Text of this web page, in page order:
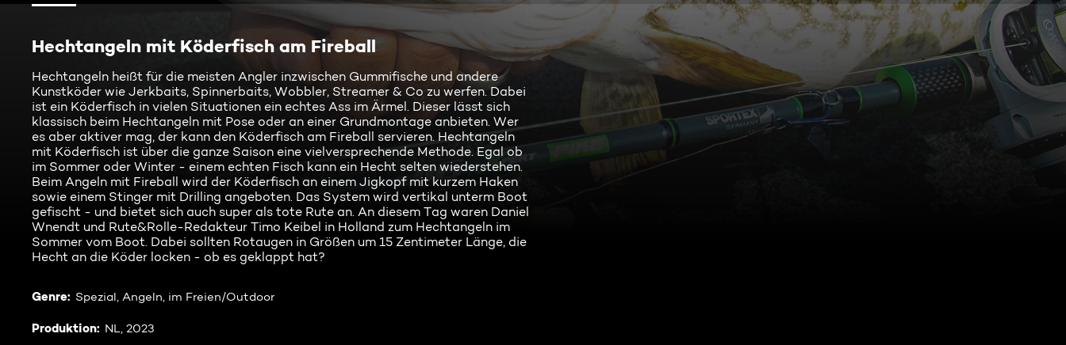
Hechtangeln mit Köderfisch am Fireball
Hechtangeln heißt für die meisten Angler inzwischen Gummifische und andere
Kunstköder wie Jerkbaits, Spinnerbaits, Wobbler, Streamer & Co zu werfen. Dabei
ist ein Köderfisch in vielen Situationen ein echtes Ass im Ärmel. Dieser lässt sich
klassisch beim Hechtangeln mit Pose oder an einer Grundmontage anbieten. Wer
es aber aktiver mag, der kann den Köderfisch am Fireball servieren. Hechtangeln
mit Köderfisch ist über die ganze Saison eine vielversprechende Methode. Egal ob
im Sommer oder Winter - einem echten Fisch kann ein Hecht selten wiederstehen.
Beim Angeln mit Fireball wird der Köderfisch an einem Jigkopf mit kurzem Haken
sowie einem Stinger mit Drilling angeboten. Das System wird vertikal unterm Boot
gefischt - und bietet sich auch super als tote Rute an. An diesem Tag waren Daniel
Wnendt und Rute&Rolle-Redakteur Timo Keibel in Holland zum Hechtangeln im
Sommer vom Boot. Dabei sollten Rotaugen in Größen um 15 Zentimeter Länge, die
Hecht an die Köder locken - ob es geklappt hat?
Genre: Spezial, Angeln, im Freien/Outdoor
Produktion: NL, 2023